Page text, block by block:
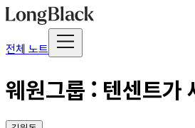
전체 노트
웨원그룹 : 텐센트가